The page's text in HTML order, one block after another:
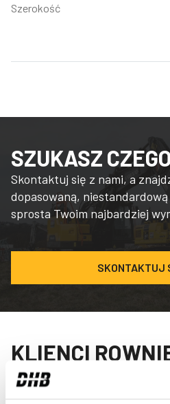
Szerokość
SZUKASZ
Skontaktuj się z nami, a
dopasowaną,
sprosta Twoim najbardziej
SKONTAKTUJ
KLIENCI